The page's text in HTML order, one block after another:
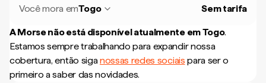
Você mora emTogo Sem tarifa
A Morse não está disponível atualmente emTogo.
Estamos sempre trabalhando para expandir nossa
cobertura, então siganossas redes sociais para ser o
primeiro a saber das novidades.